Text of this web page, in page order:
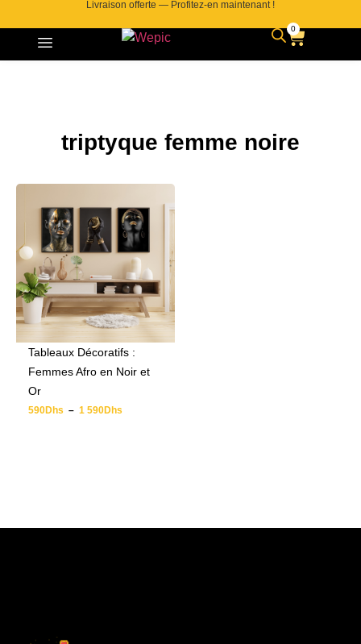
Livraison offerte — Profitez-en maintenant !
0
triptyque femme noire
Tableaux Décoratifs :
Femmes Afro en Noir et
Or
590Dhs – 1 590Dhs